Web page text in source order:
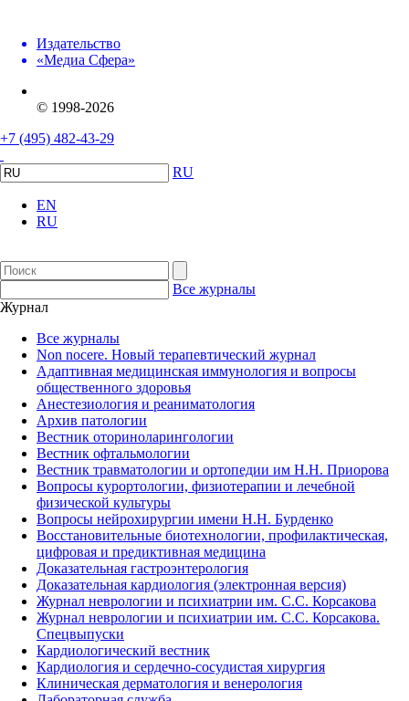
Издательство
«Медиа Сфера»
© 1998-2026
+7 (495) 482-43-29
RU
EN
RU
Все журналы
Журнал
Все журналы
Non nocere. Новый терапевтический журнал
Адаптивная медицинская иммунология и вопросы
общественного здоровья
Анестезиология и реаниматология
Архив патологии
Вестник оториноларингологии
Вестник офтальмологии
Вестник травматологии и ортопедии им Н.Н. Приорова
Вопросы курортологии, физиотерапии и лечебной
физической культуры
Вопросы нейрохирургии имени Н.Н. Бурденко
Восстановительные биотехнологии, профилактическая,
цифровая и предиктивная медицина
Доказательная гастроэнтерология
Доказательная кардиология (электронная версия)
Журнал неврологии и психиатрии им. С.С. Корсакова
Журнал неврологии и психиатрии им. С.С. Корсакова.
Спецвыпуски
Кардиологический вестник
Кардиология и сердечно-сосудистая хирургия
Клиническая дерматология и венерология